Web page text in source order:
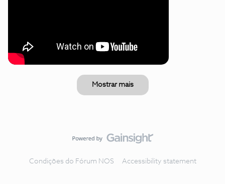
Mostrar mais
Condições do Fórum NOS Accessibility statement